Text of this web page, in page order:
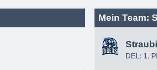
Mein Team:
DEL: 1.